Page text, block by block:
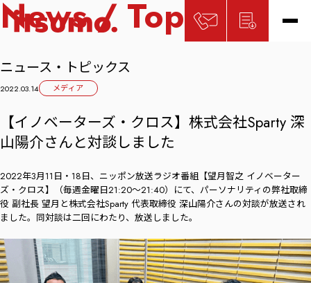
News / Topics
ニュース・トピックス
2022.03.14 メディア
【イノベーターズ・クロス】株式会社Sparty 深
山陽介さんと対談しました
2022年3月11日・18日、ニッポン放送ラジオ番組【望月智之 イノベーター
ズ・クロス】（毎週金曜日21:20～21:40）にて、パーソナリティの弊社取締
役 副社長 望月と株式会社Sparty 代表取締役 深山陽介さんの対談が放送され
ました。同対談は二回にわたり、放送しました。